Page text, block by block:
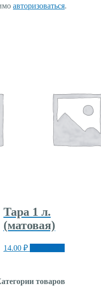
авторизоваться.
Тара 1 л.
(матовая)
14.00 ₽
товаров